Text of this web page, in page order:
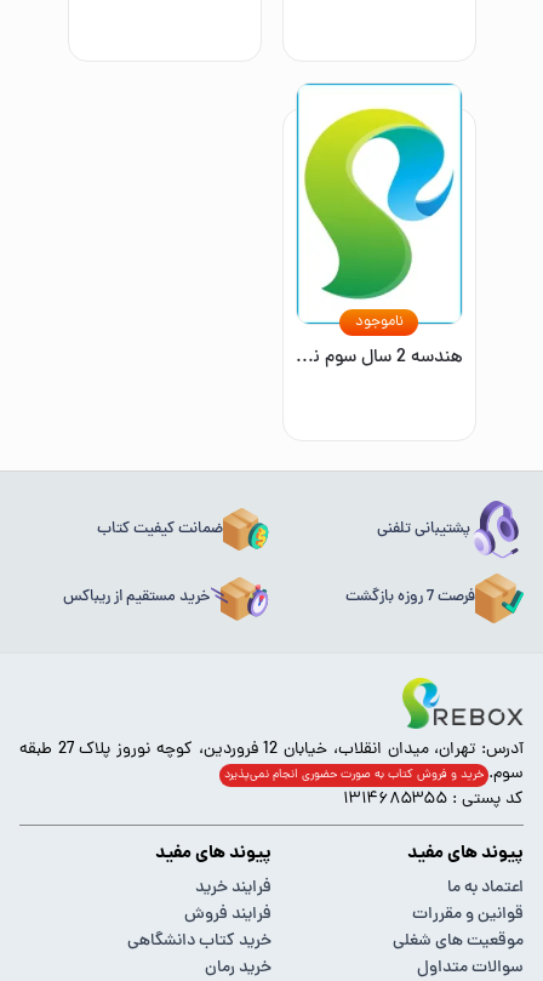
هندسه 2 سال سوم نظری (رشته ریاضی و فیزیک)
ناموجود
پشتیبانی تلفنی ضمانت کیفیت کتاب
فرصت 7 روزه بازگشت خرید مستقیم از ریباکس
آدرس: تهران، میدان انقلاب، خیابان 12 فروردین، کوچه نوروز پلاک 27 طبقه
سوم. خرید و فروش کتاب به صورت حضوری انجام‌ نمی‌پذیرد
کد پستی : ۱۳۱۴۶۸۵۳۵۵
پیوند های مفید
اعتماد به ما
قوانین و مقررات
موقعیت های شغلی
سوالات متداول
پیوند های مفید
فرایند خرید
فرایند فروش
خرید کتاب دانشگاهی
خرید رمان